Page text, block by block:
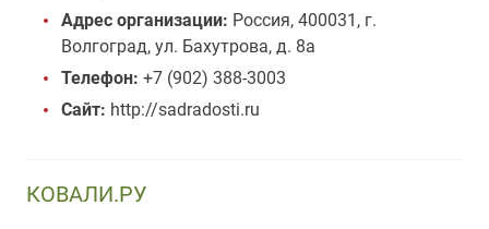
Адрес организации: Россия, 400031, г.
Волгоград, ул. Бахутрова, д. 8а
Телефон: +7 (902) 388-3003
Сайт: http://sadradosti.ru
КОВАЛИ.РУ